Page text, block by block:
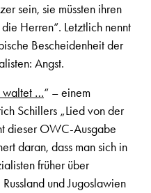
sein, sie müssten ihren
Herren“. Letztlich nennt
Bescheidenheit der
Angst.
waltet …“ – einem
Schillers „Lied von der
dieser OWC-Ausgabe
daran, dass man sich in
früher über
und Jugoslawien